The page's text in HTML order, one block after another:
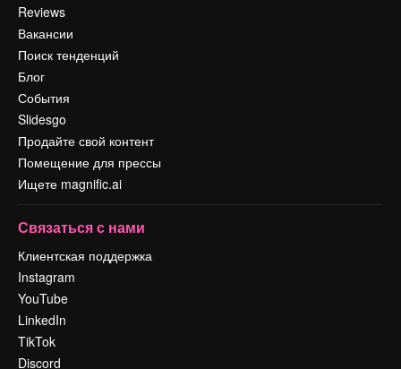
Reviews
Вакансии
Поиск тенденций
Блог
События
Slidesgo
Продайте свой контент
Помещение для прессы
Ищете magnific.ai
Связаться с нами
Клиентская поддержка
Instagram
YouTube
LinkedIn
TikTok
Discord